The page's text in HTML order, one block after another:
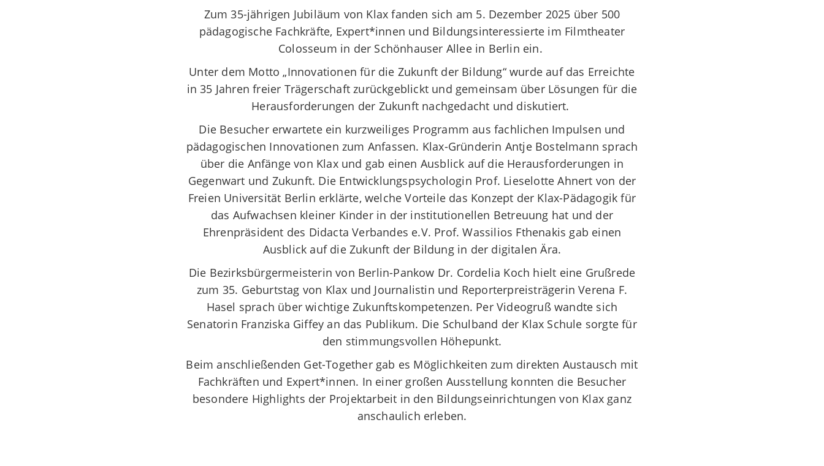
Zum 35-jährigen Jubiläum von Klax fanden sich am 5. Dezember 2025 über 500
pädagogische Fachkräfte, Expert*innen und Bildungsinteressierte im Filmtheater
Colosseum in der Schönhauser Allee in Berlin ein.
Unter dem Motto „Innovationen für die Zukunft der Bildung“ wurde auf das Erreichte
in 35 Jahren freier Trägerschaft zurückgeblickt und gemeinsam über Lösungen für die
Herausforderungen der Zukunft nachgedacht und diskutiert.
Die Besucher erwartete ein kurzweiliges Programm aus fachlichen Impulsen und
pädagogischen Innovationen zum Anfassen. Klax-Gründerin Antje Bostelmann sprach
über die Anfänge von Klax und gab einen Ausblick auf die Herausforderungen in
Gegenwart und Zukunft. Die Entwicklungspsychologin Prof. Lieselotte Ahnert von der
Freien Universität Berlin erklärte, welche Vorteile das Konzept der Klax-Pädagogik für
das Aufwachsen kleiner Kinder in der institutionellen Betreuung hat und der
Ehrenpräsident des Didacta Verbandes e.V. Prof. Wassilios Fthenakis gab einen
Ausblick auf die Zukunft der Bildung in der digitalen Ära.
Die Bezirksbürgermeisterin von Berlin-Pankow Dr. Cordelia Koch hielt eine Grußrede
zum 35. Geburtstag von Klax und Journalistin und Reporterpreisträgerin Verena F.
Hasel sprach über wichtige Zukunftskompetenzen. Per Videogruß wandte sich
Senatorin Franziska Giffey an das Publikum. Die Schulband der Klax Schule sorgte für
den stimmungsvollen Höhepunkt.
Beim anschließenden Get-Together gab es Möglichkeiten zum direkten Austausch mit
Fachkräften und Expert*innen. In einer großen Ausstellung konnten die Besucher
besondere Highlights der Projektarbeit in den Bildungseinrichtungen von Klax ganz
anschaulich erleben.